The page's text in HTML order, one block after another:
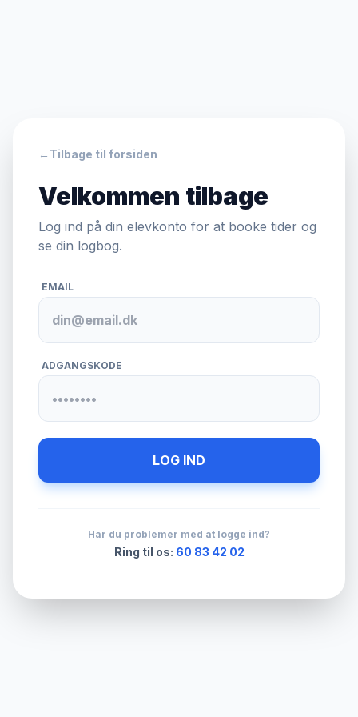
← Tilbage til forsiden
Velkommen tilbage
Log ind på din elevkonto for at booke tider og
se din logbog.
EMAIL
ADGANGSKODE
LOG IND
Har du problemer med at logge ind?
Ring til os: 60 83 42 02